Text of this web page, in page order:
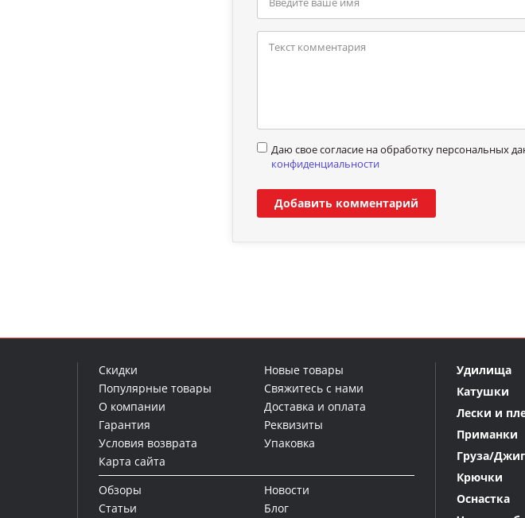
Даю свое согласие на обработку персональных
конфиденциальности
Добавить комментарий
Скидки
Популярные товары
О компании
Гарантия
Условия возврата
Карта сайта
Новые товары
Свяжитесь с нами
Доставка и оплата
Реквизиты
Упаковка
Обзоры
Статьи
Новости
Блог
Удилища
Катушки
Лески и
Приманки
Груза/
Крючки
Оснастка